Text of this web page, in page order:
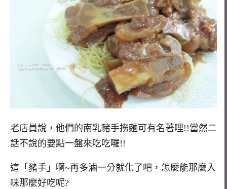
老店員說，他們的南乳豬手撈麵可有名著哩!!當然二
話不說的要點一盤來吃吃囉!!
這「豬手」啊~再多滷一分就化了吧，怎麼能那麼入
味那麼好吃呢?